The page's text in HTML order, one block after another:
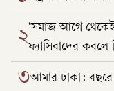
২‘সমাজ আগে থেকেই
ফ্যাসিবাদের কবলে
৩আমার ঢাকা: বছরে